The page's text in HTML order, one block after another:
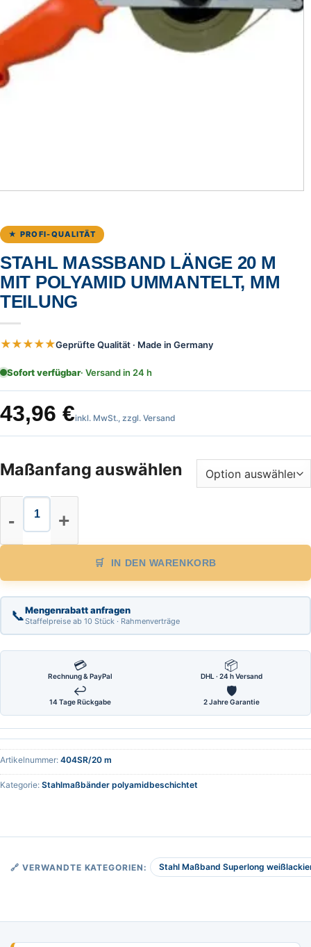
★ PROFI-QUALITÄT
STAHL MASSBAND LÄNGE 20 M M
IT POLYAMID UMMANTELT, MM T
EILUNG
★★★★★Geprüfte Qualität · Made in Germany
Sofort verfügbar· Versand in 24 h
43,96 €inkl. MwSt., zzgl. Versand
Maßanfang auswählen
Stahl Maßband Länge 20 m mit
IN DEN WARENKORB
📞Mengenrabatt anfragen
Staffelpreise ab 10 Stück · Rahmenverträge
💳
Rechnung & PayPal
📦
DHL · 24 h Versand
↩
14 Tage Rückgabe
🛡
2 Jahre Garantie
Artikelnummer: 404SR/20 m
Kategorie: Stahlmaßbänder polyamidbeschichtet
🔗 VERWANDTE KATEGORIEN: Stahl Maßband Superlong